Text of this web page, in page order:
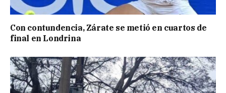
Con contundencia, Zárate se metió en cuartos de
final en Londrina